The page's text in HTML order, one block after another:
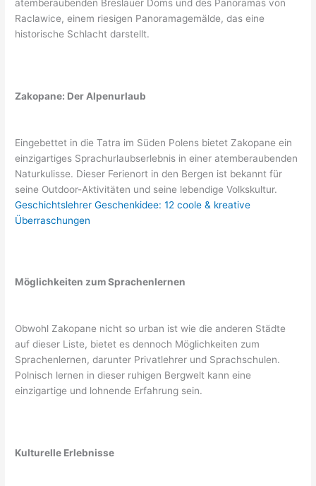
atemberaubenden Breslauer Doms und des Panoramas von
Raclawice, einem riesigen Panoramagemälde, das eine
historische Schlacht darstellt.
Zakopane: Der Alpenurlaub
Eingebettet in die Tatra im Süden Polens bietet Zakopane ein
einzigartiges Sprachurlaubserlebnis in einer atemberaubenden
Naturkulisse. Dieser Ferienort in den Bergen ist bekannt für
seine Outdoor-Aktivitäten und seine lebendige Volkskultur.
Geschichtslehrer Geschenkidee: 12 coole & kreative
Überraschungen
Möglichkeiten zum Sprachenlernen
Obwohl Zakopane nicht so urban ist wie die anderen Städte
auf dieser Liste, bietet es dennoch Möglichkeiten zum
Sprachenlernen, darunter Privatlehrer und Sprachschulen.
Polnisch lernen in dieser ruhigen Bergwelt kann eine
einzigartige und lohnende Erfahrung sein.
Kulturelle Erlebnisse